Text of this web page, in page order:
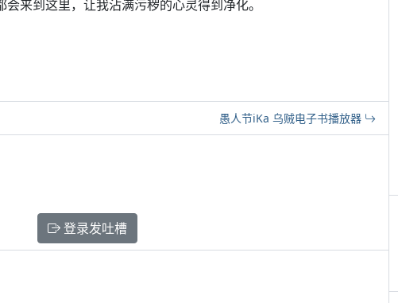
来到这里，让我沾满污秽的心灵得到净化。
愚人节iKa 乌贼电子书播放器
登录发吐槽